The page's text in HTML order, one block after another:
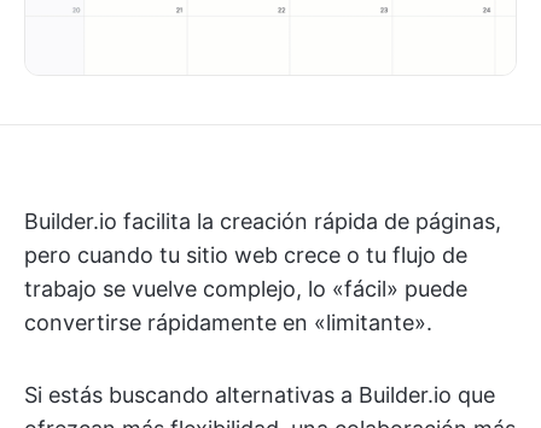
Builder.io facilita la creación rápida de páginas,
pero cuando tu sitio web crece o tu flujo de
trabajo se vuelve complejo, lo «fácil» puede
convertirse rápidamente en «limitante».
Si estás buscando alternativas a Builder.io que